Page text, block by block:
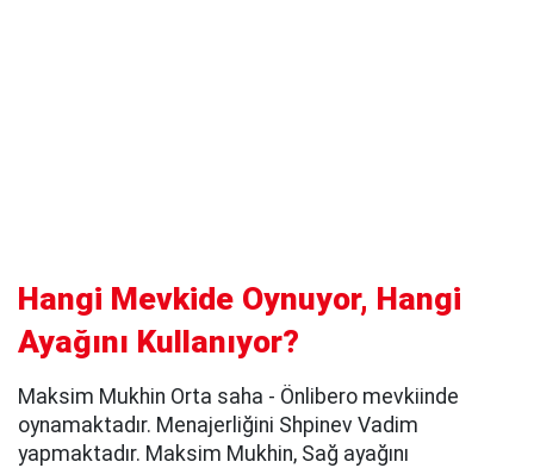
Hangi Mevkide Oynuyor, Hangi
Ayağını Kullanıyor?
Maksim Mukhin Orta saha - Önlibero mevkiinde
oynamaktadır. Menajerliğini Shpinev Vadim
yapmaktadır. Maksim Mukhin, Sağ ayağını